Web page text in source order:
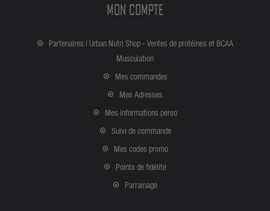
MON COMPTE
Partenaires | Urban Nutri Shop - Ventes de protéines et BCAA
Musculation
Mes commandes
Mes Adresses
Mes informations perso
Suivi de commande
Mes codes promo
Points de fidélité
Parrainage